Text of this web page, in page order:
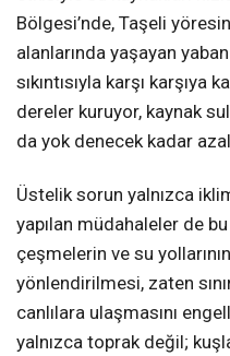
Bölgesi’nde, Taşeli
alanlarında yaşayan
sıkıntısıyla karşı karşıya
dereler kuruyor, kaynak
da yok denecek kadar
Üstelik sorun yalnızca
yapılan müdahaleler de
çeşmelerin ve su
yönlendirilmesi, zaten
canlılara ulaşmasını
yalnızca toprak değil;